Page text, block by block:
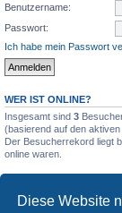
Diese Website
Benutzername:
Passwort:
Ich habe mein Passwort
WER IST ONLINE?
Insgesamt sind 3
(basierend auf den
Der Besucherrekord liegt
online waren.
Beiträge insgesamt198410